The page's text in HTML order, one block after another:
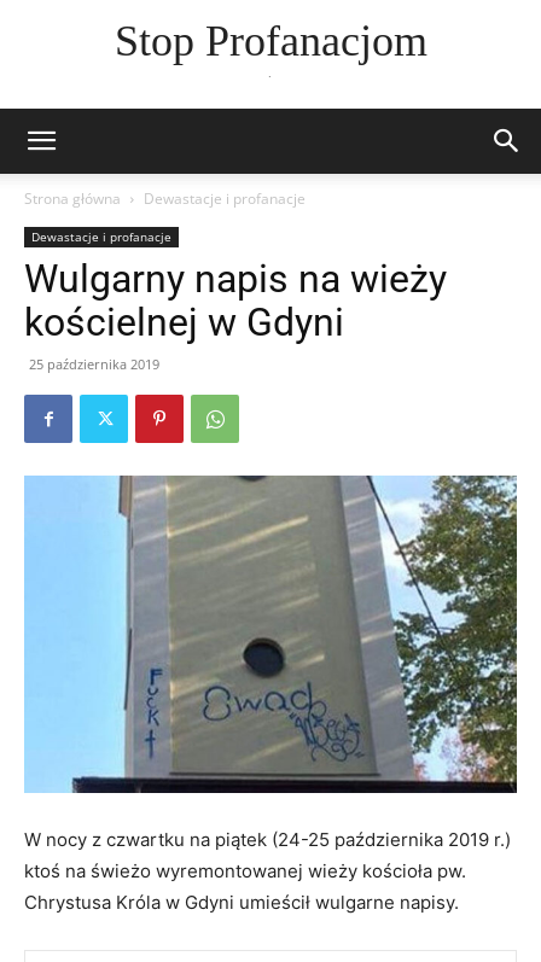
Stop Profanacjom
Strona główna Dewastacje i profanacje
Dewastacje i profanacje
Wulgarny napis na wieży
kościelnej w Gdyni
25 października 2019
W nocy z czwartku na piątek (24-25 października 2019 r.)
ktoś na świeżo wyremontowanej wieży kościoła pw.
Chrystusa Króla w Gdyni umieścił wulgarne napisy.